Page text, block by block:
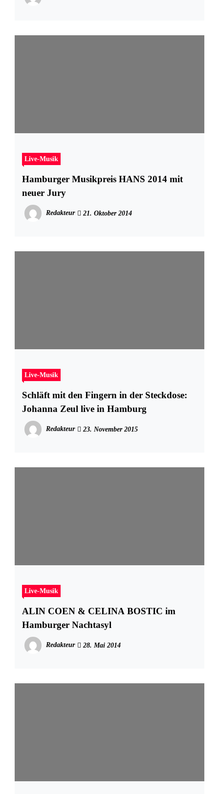
Live-Musik
Hamburger Musikpreis HANS 2014 mit
neuer Jury
Redakteur 21. Oktober 2014
Live-Musik
Schläft mit den Fingern in der Steckdose:
Johanna Zeul live in Hamburg
Redakteur 23. November 2015
Live-Musik
ALIN COEN & CELINA BOSTIC im
Hamburger Nachtasyl
Redakteur 28. Mai 2014